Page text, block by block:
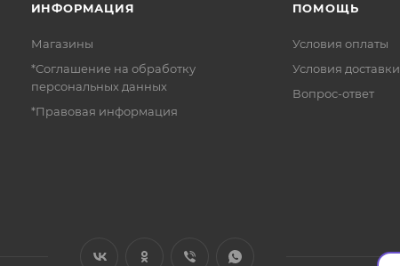
ИНФОРМАЦИЯ
Магазины
*Соглашение на обработку
персональных данных
*Правовая информация
ПОМОЩЬ
Условия оплаты
Условия доставки
Вопрос-ответ